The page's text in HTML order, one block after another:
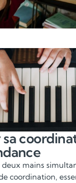
deux mains
coordination,